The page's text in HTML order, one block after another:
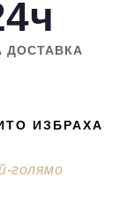
ДОСТАВКА
ИЗБРАХА
голямо